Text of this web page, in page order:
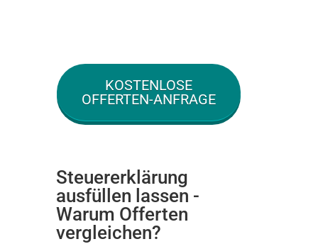
KOSTENLOSE
OFFERTEN-ANFRAGE
Steuererklärung
ausfüllen lassen -
Warum Offerten
vergleichen?